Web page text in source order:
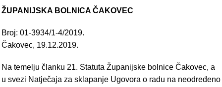
ŽUPANIJSKA BOLNICA ČAKOVEC
Broj: 01-3934/1-4/2019.
Čakovec, 19.12.2019.
Na temelju članku 21. Statuta Županijske bolnice Čakovec, a
u svezi Natječaja za sklapanje Ugovora o radu na neodređeno